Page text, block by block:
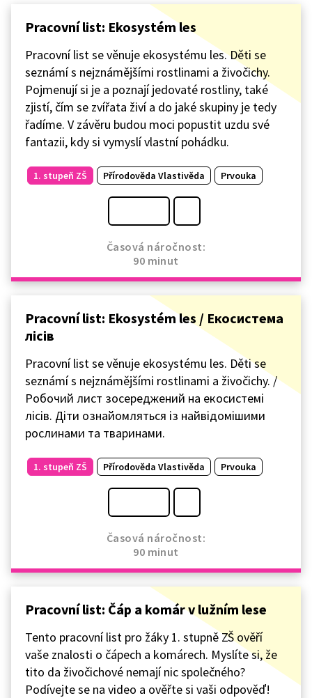
Pracovní list: Ekosystém les
Pracovní list se věnuje ekosystému les. Děti se
seznámí s nejznámějšími rostlinami a živočichy.
Pojmenují si je a poznají jedovaté rostliny, také
zjistí, čím se zvířata živí a do jaké skupiny je tedy
řadíme. V závěru budou moci popustit uzdu své
fantazii, kdy si vymyslí vlastní pohádku.
1. stupeň ZŠ Přírodověda Vlastivěda Prvouka
Časová náročnost:
90 minut
Pracovní list: Ekosystém les / Екосистема
лісів
Pracovní list se věnuje ekosystému les. Děti se
seznámí s nejznámějšími rostlinami a živočichy. /
Робочий лист зосереджений на екосистемі
лісів. Діти ознайомляться із найвідомішими
рослинами та тваринами.
1. stupeň ZŠ Přírodověda Vlastivěda Prvouka
Časová náročnost:
90 minut
Pracovní list: Čáp a komár v lužním lese
Tento pracovní list pro žáky 1. stupně ZŠ ověří
vaše znalosti o čápech a komárech. Myslíte si, že
tito da živočichové nemají nic společného?
Podívejte se na video a ověřte si vaši odpověď!